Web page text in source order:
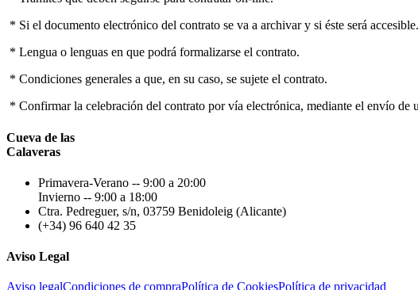
* Si el documento electrónico del contrato se va a archivar y si éste será
* Lengua o lenguas en que podrá formalizarse el contrato.
* Condiciones generales a que, en su caso, se sujete el contrato.
* Confirmar la celebración del contrato por vía electrónica, mediante el envío de
Cueva de las
Calaveras
Primavera-Verano -- 9:00 a 20:00
Invierno -- 9:00 a 18:00
Ctra. Pedreguer, s/n, 03759 Benidoleig (Alicante)
(+34) 96 640 42 35
Aviso Legal
Aviso legalCondiciones de compraPolítica de CookiesPolítica de privacidad